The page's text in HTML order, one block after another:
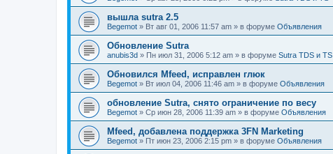
вышла sutra 2.5
Begemot » Вт авг 01, 2006 11:57 am » в форуме Объявления
Обновление Sutra
anubis3d » Пн июл 31, 2006 5:12 am » в форуме Sutra TDS и TS
Обновился Mfeed, исправлен глюк
Begemot » Вт июл 04, 2006 11:46 am » в форуме Объявления
обновление Sutra, снято ограничение по весу
Begemot » Ср июн 28, 2006 11:39 am » в форуме Объявления
Mfeed, добавлена поддержка 3FN Marketing
Begemot » Пт июн 23, 2006 2:15 pm » в форуме Объявления